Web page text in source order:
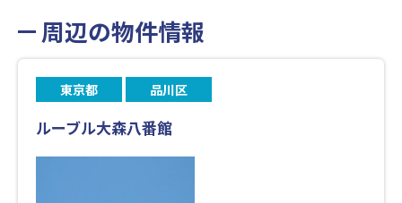
周辺の物件情報
東京都 品川区
ルーブル大森八番館